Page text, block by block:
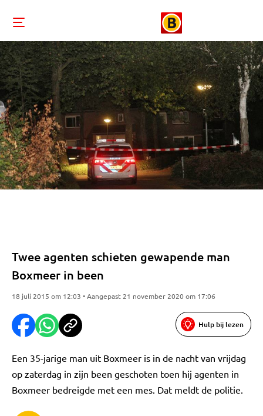
Twee agenten schieten gewapende man
Boxmeer in been
18 juli 2015 om 12:03 • Aangepast 21 november 2020 om 17:06
Hulp bij lezen
Een 35-jarige man uit Boxmeer is in de nacht van vrijdag
op zaterdag in zijn been geschoten toen hij agenten in
Boxmeer bedreigde met een mes. Dat meldt de politie.